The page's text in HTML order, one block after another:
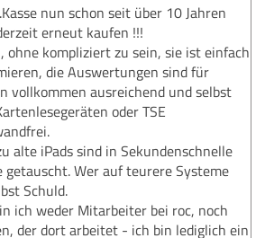
nun schon seit über 10 Jahren
erneut kaufen !!!
ohne kompliziert zu sein, sie ist einfach
die Auswertungen sind für
vollkommen ausreichend und selbst
oder TSE
alte iPads sind in Sekundenschnelle
getauscht. Wer auf teurere Systeme
Schuld.
ich weder Mitarbeiter bei roc, noch
der dort arbeitet - ich bin lediglich ein